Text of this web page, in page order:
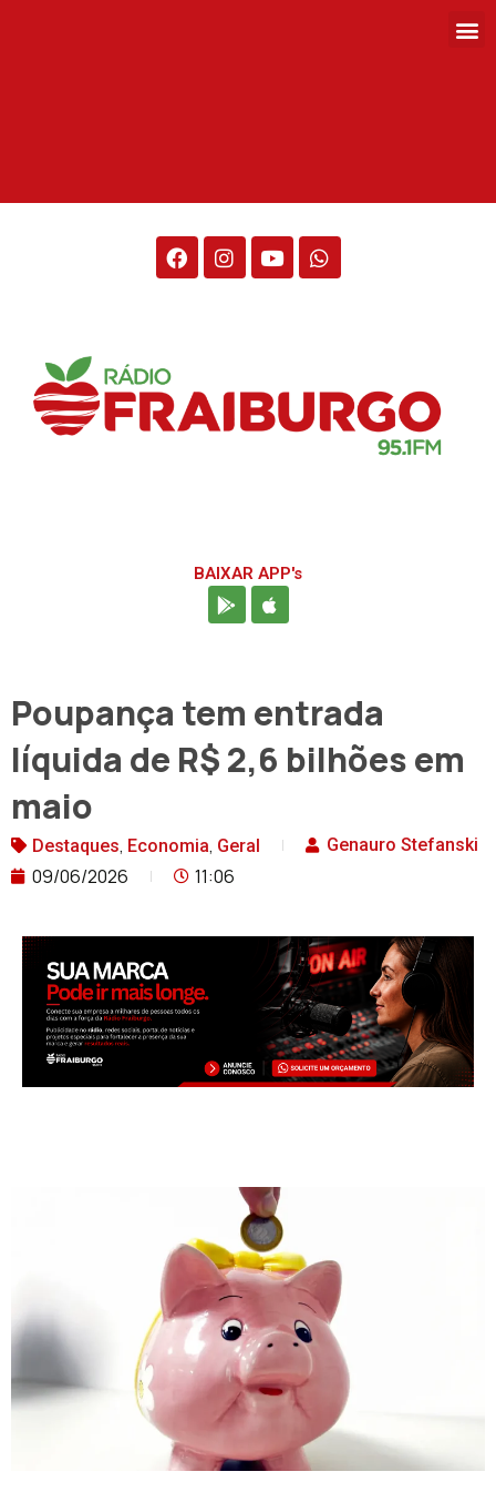
BAIXAR APP's
Poupança tem entrada
líquida de R$ 2,6 bilhões em
maio
Destaques, Economia, Geral Genauro Stefanski
09/06/2026 11:06